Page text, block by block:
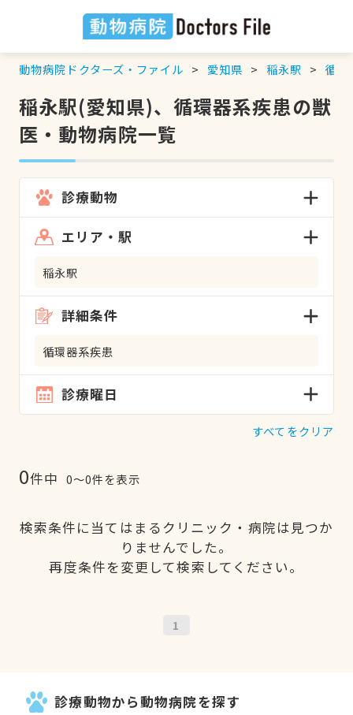
動物病院ドクターズ・ファイル 愛知県 稲永駅 循環
稲永駅(愛知県)、循環器系疾患の獣
医・動物病院一覧
診療動物
エリア・駅
稲永駅
詳細条件
循環器系疾患
診療曜日
すべてをクリア
0件中 0〜0件を表示
検索条件に当てはまるクリニック・病院は見つか
りませんでした。
再度条件を変更して検索してください。
1
診療動物から動物病院を探す